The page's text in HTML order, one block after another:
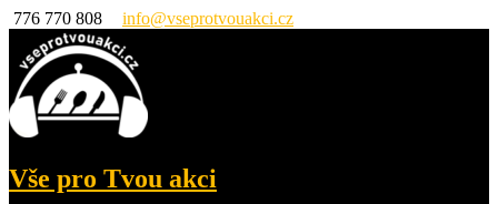
776 770 808 info@vseprotvouakci.cz
Vše pro Tvou akci